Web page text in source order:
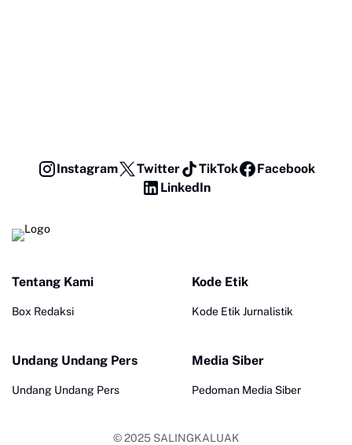
Instagram Twitter TikTok
Facebook
LinkedIn
Tentang Kami
Box Redaksi
Kode Etik
Kode Etik Jurnalistik
Undang Undang Pers
Undang Undang Pers
Media Siber
Pedoman Media Siber
© 2025 SALINGKALUAK